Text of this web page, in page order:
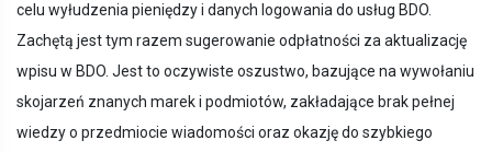
celu wyłudzenia pieniędzy i danych logowania do usług BDO.
Zachętą jest tym razem sugerowanie odpłatności za aktualizację
wpisu w BDO. Jest to oczywiste oszustwo, bazujące na wywołaniu
skojarzeń znanych marek i podmiotów, zakładające brak pełnej
wiedzy o przedmiocie wiadomości oraz okazję do szybkiego